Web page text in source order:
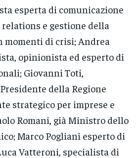
esperta di comunicazione
e gestione della
momenti di crisi; Andrea
opinionista ed esperto di
Giovanni Toti,
della Regione
strategico per imprese e
Romani, già Ministro dello
Marco Pogliani esperto di
Vatteroni, specialista di